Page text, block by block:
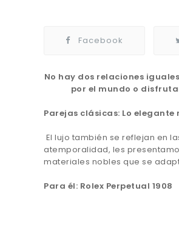
Facebook
No hay dos relaciones
por el mundo o
Parejas clásicas: Lo
El lujo también se reflejan en
atemporalidad, les
materiales nobles que se
Para él: Rolex Perpetual 1908